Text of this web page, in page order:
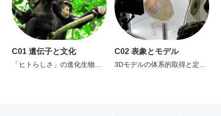
C01 遺伝子と文化
「ヒトらしさ」の進化生物学
C02 表象とモデル
3Dモデルの体系的取得と定量